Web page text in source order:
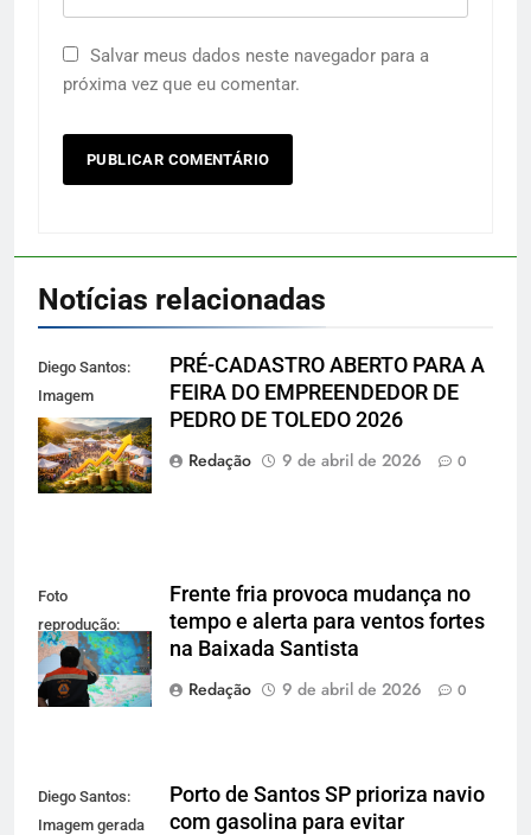
Salvar meus dados neste navegador para a
próxima vez que eu comentar.
Notícias relacionadas
Diego Santos:
Imagem
reprodução
gerada por IA
PRÉ-CADASTRO ABERTO PARA A
FEIRA DO EMPREENDEDOR DE
PEDRO DE TOLEDO 2026
Redação
9 de abril de 2026 0
Foto
reprodução:
Defesa Civil SP
Frente fria provoca mudança no
tempo e alerta para ventos fortes
na Baixada Santista
Redação
9 de abril de 2026 0
Diego Santos:
Imagem gerada
Porto de Santos SP prioriza navio
com gasolina para evitar